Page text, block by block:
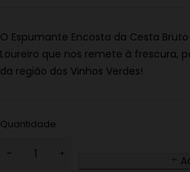
O Espumante Encosta da Cesta
Loureiro que nos remete à frescura,
da região dos Vinhos Verdes!
Quantidade